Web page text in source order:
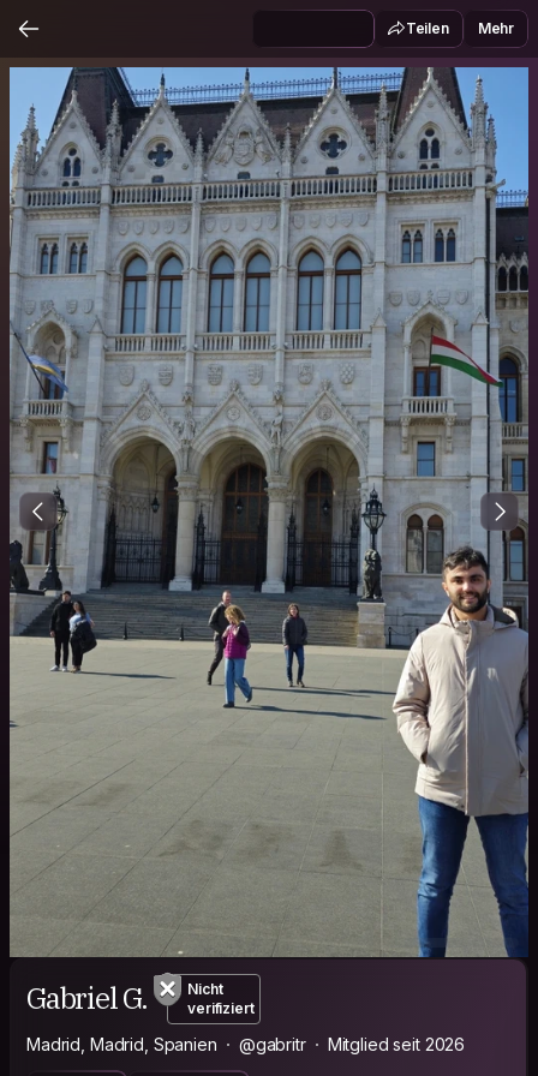
Teilen Mehr
Gabriel G.
Nicht
verifiziert
Madrid, Madrid, Spanien @gabritr Mitglied seit 2026